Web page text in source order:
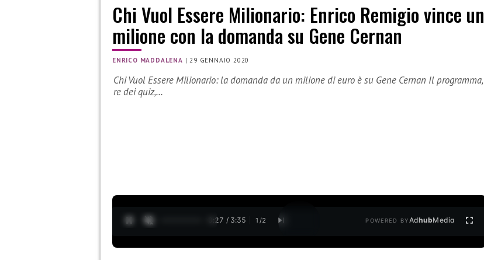
Chi Vuol Essere Milionario: Enrico Remigio vince un
milione con la domanda su Gene Cernan
ENRICO MADDALENA |29 GENNAIO 2020
Chi Vuol Essere Milionario: la domanda da un milione di euro è su Gene Cernan Il programma,
re dei quiz,…
0:28 / 3:35 1 /2 POWERED BYAdhubMedia